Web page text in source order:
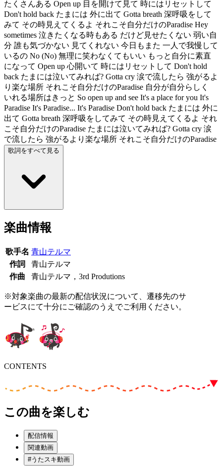
たくさんある Open up 目を開けて見て 時にはリセットして
Don't hold back たまには 外に出て Gotta breath 深呼吸をして
みて その時見えてくるよ それこそ自分だけのParadise Hey
sometimes 泣きたくなる時もある だけど見せたくない 弱い自
分 誰も気づかない 見てくれない 今日もまた 一人で我慢して
いるの No (No) 無理に笑わなくてもいい もっと自分に素直
になって Open up 心開いて 時にはリセットして Don't hold
back たまには泣いてみれば? Gotta cry 涙で流したら 強がるよ
り楽な場所 それこそ自分だけのParadise 自分が自分らしく
いれる場所はきっと So open up and see It's a place for you It's
Paradise It's Paradise... It's Paradise Don't hold back たまには 外に
出て Gotta breath 深呼吸をしてみて その時見えてくるよ それ
こそ自分だけのParadise たまには泣いてみれば? Gotta cry 涙
で流したら 強がるより楽な場所 それこそ自分だけのParadise
歌詞をすべて見る
楽曲情報
歌手名 青山テルマ
作詞
青山テルマ
作曲
青山テルマ，3rd Produtions
※対象楽曲の最新の配信状況について、遷移先のサ
ービスにて十分にご確認のうえでご利用ください。
CONTENTS
この曲を楽しむ
配信情報
関連動画
#うたスキ動画